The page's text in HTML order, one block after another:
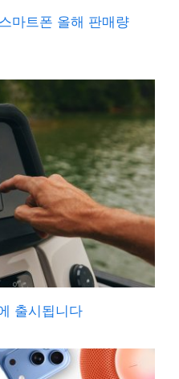
마트폰 올해 판매량
출시됩니다